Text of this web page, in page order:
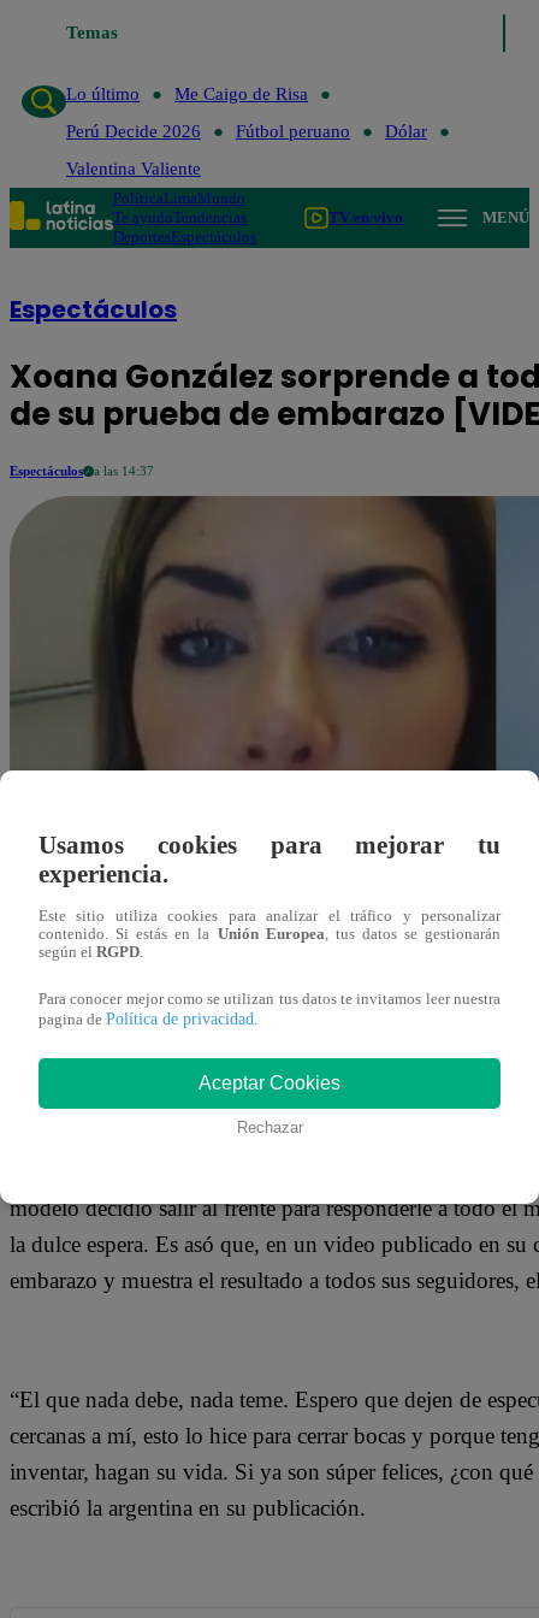
Temas
Lo último
Me Caigo de Risa
Perú Decide 2026
Fútbol peruano
Dólar
Valentina Valiente
PolíticaLimaMundo
Te ayudoTendencias
DeportesEspectáculos
TV en vivo MENÚ
Espectáculos
Xoana González sorprende a
de su prueba de embarazo
Espectáculos a las 14:37
Redacción Latina
20 de septiembre 2019
modelo decidió salir al frente para responderle a todo el
la dulce espera. Es asó que, en un video publicado en su
embarazo y muestra el resultado a todos sus seguidores,
“El que nada debe, nada teme. Espero que dejen de
cercanas a mí, esto lo hice para cerrar bocas y porque
inventar, hagan su vida. Si ya son súper felices, ¿con
escribió la argentina en su publicación.
Usamos cookies para mejorar tu
experiencia.
Este sitio utiliza cookies para analizar el tráfico y personalizar
contenido. Si estás en la Unión Europea , tus datos se gestionarán
según el RGPD
Para conocer mejor como se utilizan tus datos te invitamos leer nuestra
pagina de Política de privacidad
Aceptar Cookies
Rechazar